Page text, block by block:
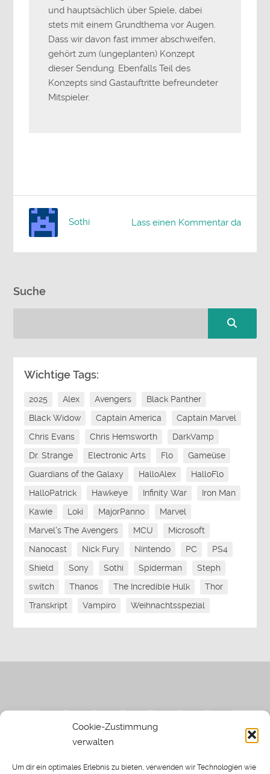
Cookie-Zustimmung
verwalten
Um dir ein optimales Erlebnis zu bieten, verwenden wir Technologien wie
und hauptsächlich über Spiele, dabei
stets mit einem Grundthema vor Augen.
Dass wir davon fast immer abschweifen,
gehört zum (ungeplanten) Konzept
dieser Sendung. Ebenfalls Teil des
Konzepts sind Gastauftritte befreundeter
Mitspieler.
Lass einen Kommentar da
Sothi
Suche
Wichtige Tags:
2025 Alex Avengers
Black Panther
Black Widow
Captain America
Captain Marvel
Chris Evans
Chris Hemsworth
DarkVamp
Dr. Strange
Electronic Arts Flo
Gameüse
Guardians of the Galaxy
HalloAlex
HalloFlo
HalloPatrick
Hawkeye Infinity War
Iron Man
Kawie
Loki MajorPanno
Marvel
Marvel's The Avengers
MCU
Microsoft
Nanocast
Nick Fury Nintendo PC
PS4
Shield
Sony Sothi Spiderman
Steph
switch
Thanos The Incredible Hulk
Thor
Transkript
Vampiro Weihnachtsspezial
Spielwiese